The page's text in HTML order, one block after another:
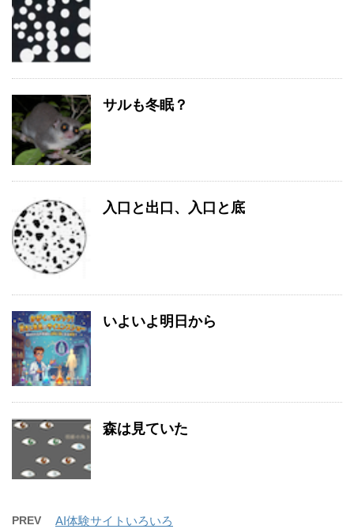
サルも冬眠？
入口と出口、入口と底
いよいよ明日から
森は見ていた
PREV AI体験サイトいろいろ